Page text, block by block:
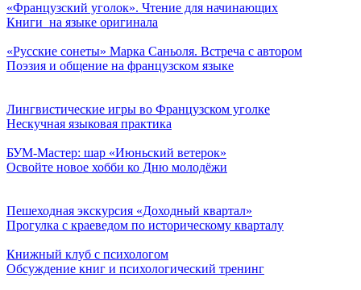
«Французский уголок». Чтение для начинающих
Книги на языке оригинала
«Русские сонеты» Марка Саньоля. Встреча с автором
Поэзия и общение на французском языке
Лингвистические игры во Французском уголке
Нескучная языковая практика
БУМ-Мастер: шар «Июньский ветерок»
Освойте новое хобби ко Дню молодёжи
Пешеходная экскурсия «Доходный квартал»
Прогулка с краеведом по историческому кварталу
Книжный клуб с психологом
Обсуждение книг и психологический тренинг